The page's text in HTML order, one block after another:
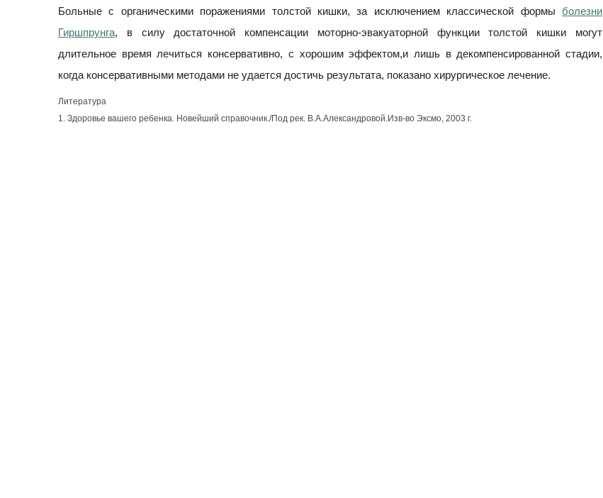
Больные с органическими поражениями толстой кишки, за исключением классической формы болезни
Гиршпрунга, в силу достаточной компенсации моторно-эвакуаторной функции толстой кишки могут
длительное время лечиться консервативно, с хорошим эффектом,и лишь в декомпенсированной стадии,
когда консервативными методами не удается достичь результата, показано хирургическое лечение.
Литература
1. Здоровье вашего ребенка. Новейший справочник./Под рек. В.А.Александровой.Изв-во Эксмо, 2003 г.